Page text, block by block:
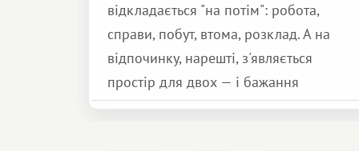
відкладається "на потім": робота,
справи, побут, втома, розклад. А на
відпочинку, нарешті, з'являється
простір для двох — і бажання
зробити для близької людини щось